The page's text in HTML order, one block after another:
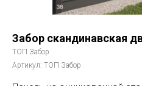
Забор скандинавская
ТОП Забор
Артикул: ТОП Забор